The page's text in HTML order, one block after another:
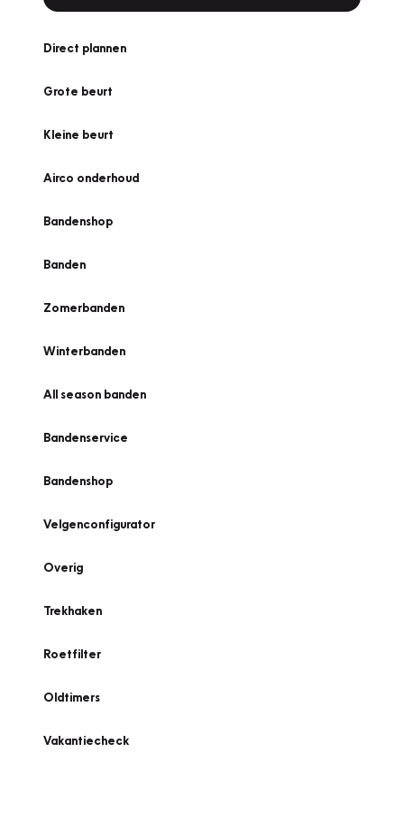
Direct plannen
Grote beurt
Kleine beurt
Airco onderhoud
Bandenshop
Banden
Zomerbanden
Winterbanden
All season banden
Bandenservice
Bandenshop
Velgenconfigurator
Overig
Trekhaken
Roetfilter
Oldtimers
Vakantiecheck